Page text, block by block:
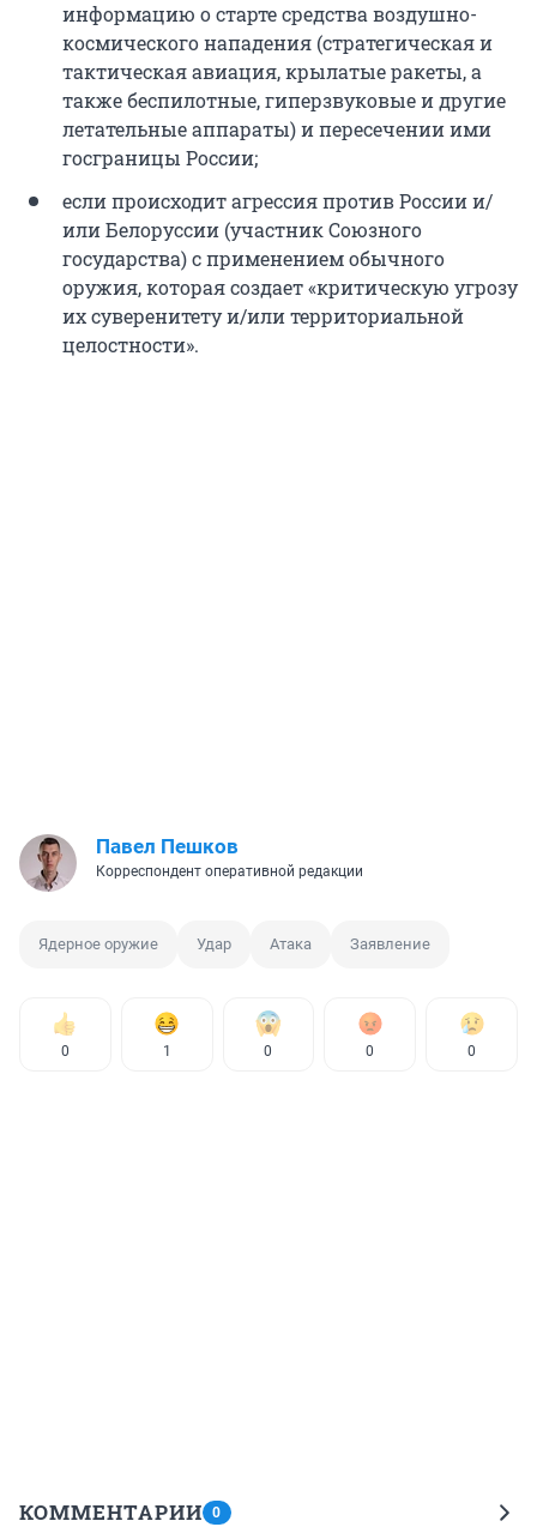
информацию о старте средства воздушно-
космического нападения (стратегическая и
тактическая авиация, крылатые ракеты, а
также беспилотные, гиперзвуковые и другие
летательные аппараты) и пересечении ими
госграницы России;
если происходит агрессия против России и/
или Белоруссии (участник Союзного
государства) с применением обычного
оружия, которая создает «критическую угрозу
их суверенитету и/или территориальной
целостности».
Павел Пешков
Корреспондент оперативной редакции
Ядерное оружие Удар Атака Заявление
0 1 0 0 0
КОММЕНТАРИИ 0